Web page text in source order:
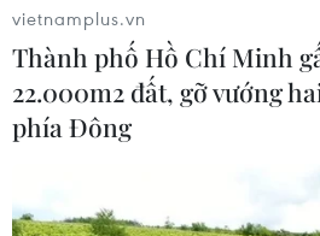
vietnamplus.vn
Thành phố Hồ Chí Minh
22.000m2 đất, gỡ vướng
phía Đông